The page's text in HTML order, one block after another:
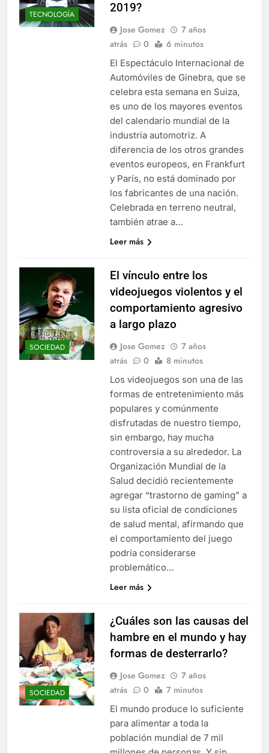
TECNOLOGÍA
2019?
Jose Gomez
7 años
atrás
0 6 minutos
El Espectáculo Internacional de
Automóviles de Ginebra, que se
celebra esta semana en Suiza,
es uno de los mayores eventos
del calendario mundial de la
industria automotriz. A
diferencia de los otros grandes
eventos europeos, en Frankfurt
y París, no está dominado por
los fabricantes de una nación.
Celebrada en terreno neutral,
también atrae a…
Leer más
SOCIEDAD
El vínculo entre los
videojuegos violentos y el
comportamiento agresivo
a largo plazo
Jose Gomez
7 años
atrás
0 8 minutos
Los videojuegos son una de las
formas de entretenimiento más
populares y comúnmente
disfrutadas de nuestro tiempo,
sin embargo, hay mucha
controversia a su alrededor. La
Organización Mundial de la
Salud decidió recientemente
agregar “trastorno de gaming” a
su lista oficial de condiciones
de salud mental, afirmando que
el comportamiento del juego
podría considerarse
problemático…
Leer más
SOCIEDAD
¿Cuáles son las causas del
hambre en el mundo y hay
formas de desterrarlo?
Jose Gomez
7 años
atrás
0 7 minutos
El mundo produce lo suficiente
para alimentar a toda la
población mundial de 7 mil